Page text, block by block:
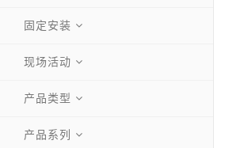
固定安装
现场活动
产品类型
产品系列